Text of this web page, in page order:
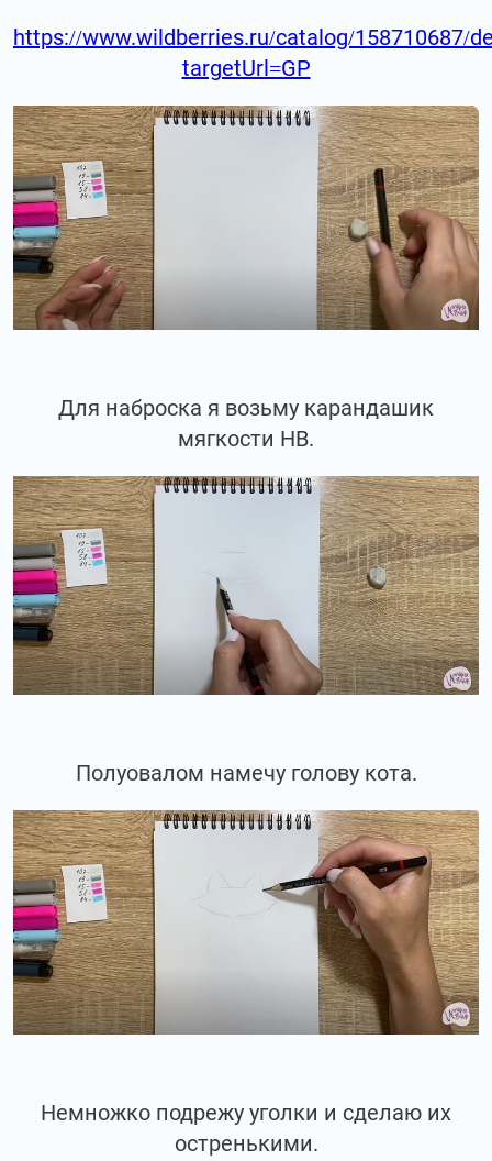
https://www.wildberries.ru/catalog/158710687/
targetUrl=GP
Для наброска я возьму карандашик
мягкости НВ.
Полуовалом намечу голову кота.
Немножко подрежу уголки и сделаю их
остренькими.